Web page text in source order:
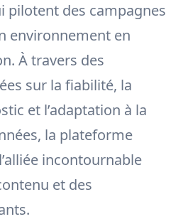
pilotent des campagnes
environnement en
À travers des
sur la fiabilité, la
et l’adaptation à la
la plateforme
incontournable
et des